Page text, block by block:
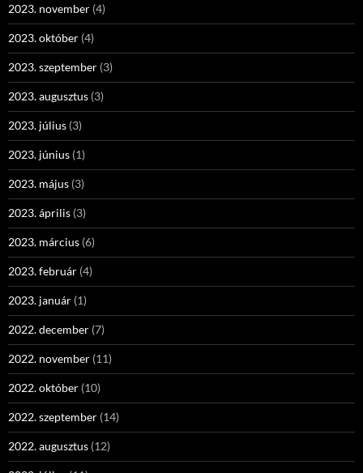
2023. november (4)
2023. október (4)
2023. szeptember (3)
2023. augusztus (3)
2023. július (3)
2023. június (1)
2023. május (3)
2023. április (3)
2023. március (6)
2023. február (4)
2023. január (1)
2022. december (7)
2022. november (11)
2022. október (10)
2022. szeptember (14)
2022. augusztus (12)